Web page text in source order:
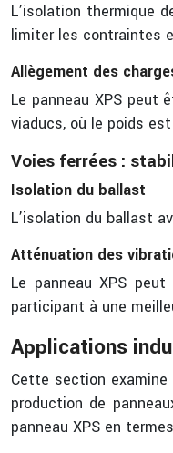
L’isolation thermique
limiter les contraintes
Allègement des
Le panneau XPS peut
viaducs, où le poids
Voies ferrées :
Isolation du ballast
L’isolation du ballast
Atténuation des
Le panneau XPS
participant à une
Applications
Cette section
production de
panneau XPS en